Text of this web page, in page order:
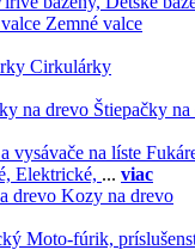
Zemné valce
Cirkulárky
Štiepačky
Elektrické, ... viac
Kozy na drevo